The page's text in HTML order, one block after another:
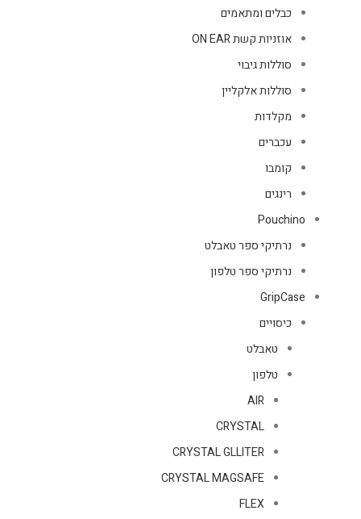
כבלים ומתאמים
אוזניות קשת ON EAR
סוללות גיבוי
סוללות אלקליין
מקלדות
עכברים
קומבו
רינגים
Pouchino
נרתיקי ספר טאבלט
נרתיקי ספר טלפון
GripCase
כיסויים
טאבלט
טלפון
AIR
CRYSTAL
CRYSTAL GLLITER
CRYSTAL MAGSAFE
FLEX